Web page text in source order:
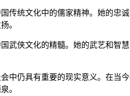
传统文化中的儒家精神。她的忠
。
武侠文化的精髓。她的武艺和智
中仍具有重要的现实意义。在当
。